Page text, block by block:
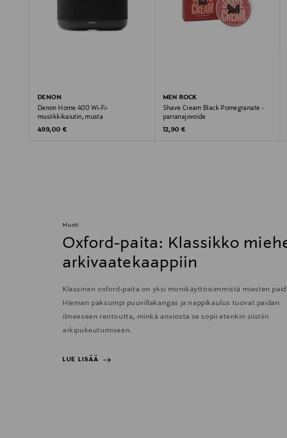
DENON
Denon Home 400 Wi-Fi-
musiikkikaiutin, musta
Original Price
499,00 €
MEN ROCK
Shave Cream Black Pomegranate -
parranajovoide
Original Price
12,90 €
Muoti
Oxford-paita: Klassikko
arkivaatekaappiin
Klassinen oxford-paita on yksi monikäyttöisimmistä miesten
Hieman paksumpi puuvillakangas ja nappikaulus tuovat paidan
ilmeeseen rentoutta, minkä ansiosta se sopii etenkin siistiin
arkipukeutumiseen.
LUE LISÄÄ